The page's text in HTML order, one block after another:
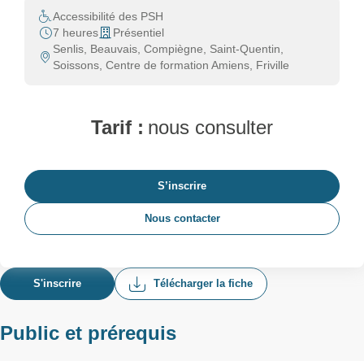
S'inscrire Télécharger la fiche
Public et prérequis
Accessibilité des PSH
7 heures
Présentiel
Senlis, Beauvais, Compiègne, Saint-Quentin,
Soissons, Centre de formation Amiens, Friville
Tarif : nous consulter
S’inscrire
Nous contacter